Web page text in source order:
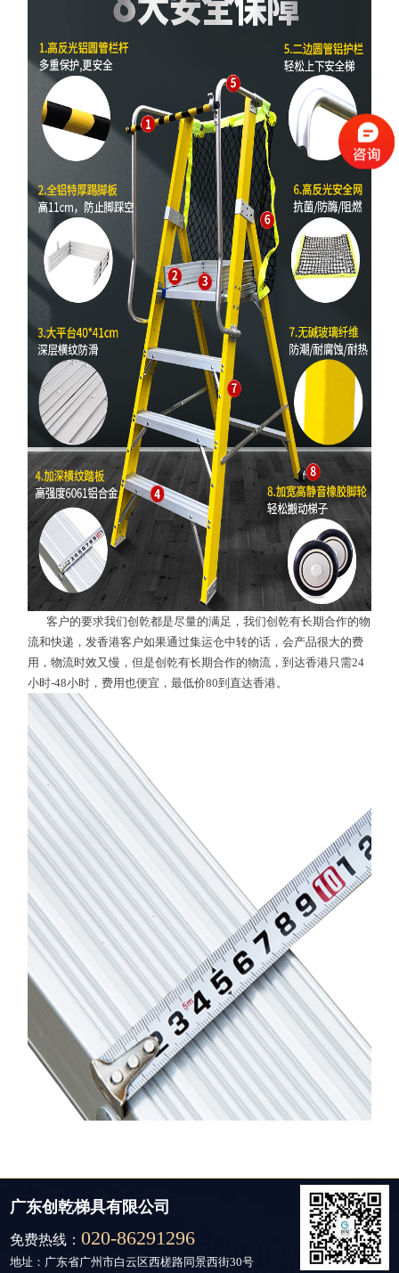
客户的要求我们创乾都是尽量的满足，我们创乾有长期合作的物
流和快递，发香港客户如果通过集运仓中转的话，会产品很大的费
用，物流时效又慢，但是创乾有长期合作的物流，到达香港只需24
小时-48小时，费用也便宜，最低价80到直达香港。
广东创乾梯具有限公司
免费热线：020-86291296
地址：广东省广州市白云区西槎路同景西街30号